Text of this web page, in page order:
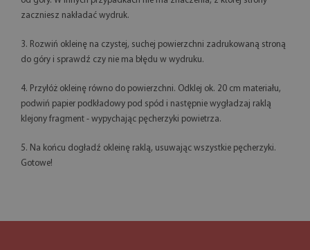
zaczniesz nakładać wydruk.
3. Rozwiń okleinę na czystej, suchej powierzchni zadrukowaną stroną
do góry i sprawdź czy nie ma błędu w wydruku.
4. Przyłóż okleinę równo do powierzchni. Odklej ok. 20 cm materiału,
podwiń papier podkładowy pod spód i następnie wygładzaj raklą
klejony fragment - wypychając pęcherzyki powietrza.
5. Na końcu dogładź okleinę raklą, usuwając wszystkie pęcherzyki.
Gotowe!